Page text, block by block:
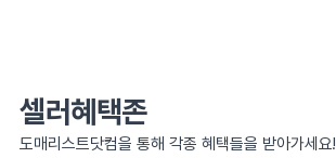
셀러혜택존
도매리스트닷컴을 통해 각종 혜택들을 받아가세요!